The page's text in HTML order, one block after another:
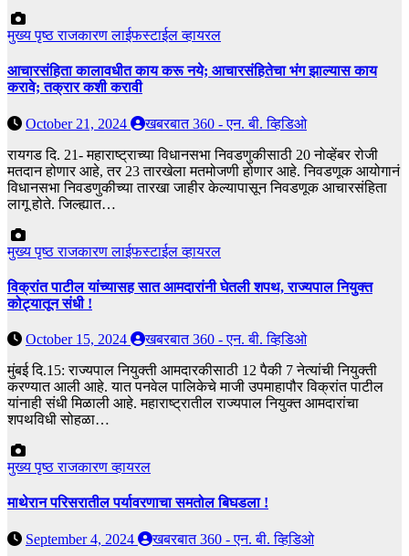
मुख्य पृष्ठराजकारणलाईफस्टाईलव्हायरल
आचारसंहिता कालावधीत काय करू नये; आचारसंहितेचा भंग झाल्यास काय
करावे; तक्रार कशी करावी
October 21, 2024
खबरबात 360 - एन. बी. व्हिडिओ
रायगड दि. 21- महाराष्ट्राच्या विधानसभा निवडणुकीसाठी 20 नोव्हेंबर रोजी
मतदान होणार आहे, तर 23 तारखेला मतमोजणी होणार आहे. निवडणूक आयोगानं
विधानसभा निवडणुकीच्या तारखा जाहीर केल्यापासून निवडणूक आचारसंहिता
लागू होते. जिल्ह्यात…
मुख्य पृष्ठराजकारणलाईफस्टाईलव्हायरल
विक्रांत पाटील यांच्यासह सात आमदारांनी घेतली शपथ, राज्यपाल नियुक्त
कोट्यातून संधी !
October 15, 2024
खबरबात 360 - एन. बी. व्हिडिओ
मुंबई दि.15: राज्यपाल नियुक्ती आमदारकीसाठी 12 पैकी 7 नेत्यांची नियुक्ती
करण्यात आली आहे. यात पनवेल पालिकेचे माजी उपमाहापौर विक्रांत पाटील
यांनाही संधी मिळाली आहे. महाराष्ट्रातील राज्यपाल नियुक्त आमदारांचा
शपथविधी सोहळा…
मुख्य पृष्ठराजकारणव्हायरल
माथेरान परिसरातील पर्यावरणाचा समतोल बिघडला !
September 4, 2024
खबरबात 360 - एन. बी. व्हिडिओ